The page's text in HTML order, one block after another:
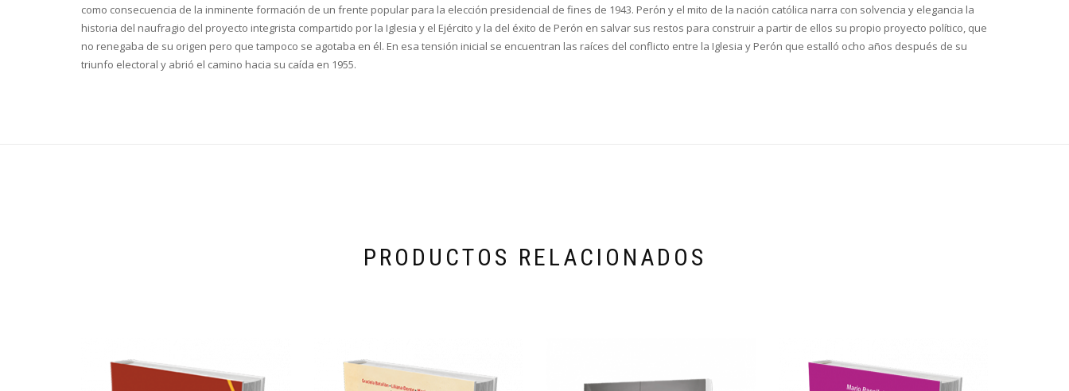
como consecuencia de la inminente formación de un frente popular para la elección presidencial de fines de 1943. Perón y el mito de la nación católica narra con solvencia y elegancia la
historia del naufragio del proyecto integrista compartido por la Iglesia y el Ejército y la del éxito de Perón en salvar sus restos para construir a partir de ellos su propio proyecto político, que
no renegaba de su origen pero que tampoco se agotaba en él. En esa tensión inicial se encuentran las raíces del conflicto entre la Iglesia y Perón que estalló ocho años después de su
triunfo electoral y abrió el camino hacia su caída en 1955.
PRODUCTOS RELACIONADOS